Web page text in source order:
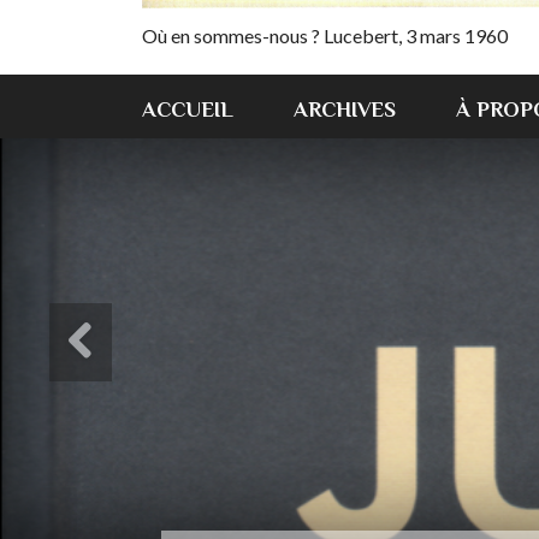
Où en sommes-nous ? Lucebert, 3 mars 1960
ACCUEIL ARCHIVES À